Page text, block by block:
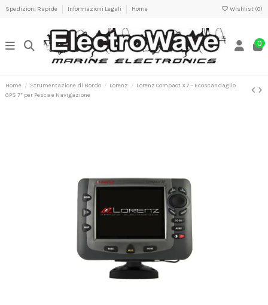
Spedizioni Rapide Informazioni Legali Home Wishlist (0)
0
Home Strumentazione di Bordo Lorenz
Lorenz Compact X7 – Ecoscandaglio
GPS 7” per Pesca e Navigazione